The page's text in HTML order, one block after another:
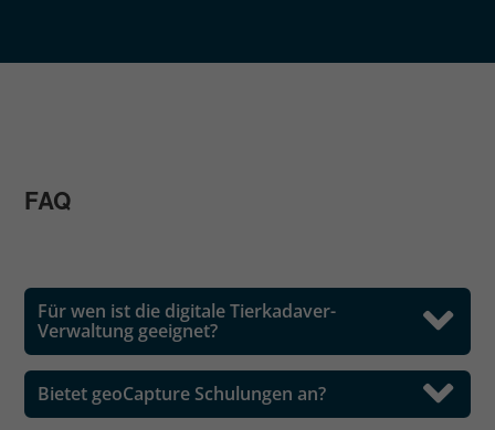
FAQ
Für wen ist die digitale Tierkadaver-
Verwaltung geeignet?
Bietet geoCapture Schulungen an?